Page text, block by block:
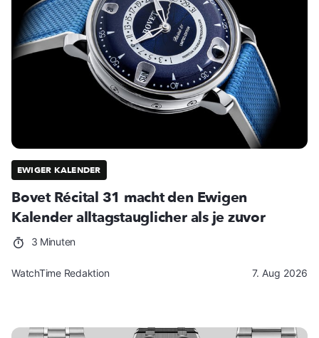
EWIGER KALENDER
Bovet Récital 31 macht den Ewigen
Kalender alltagstauglicher als je zuvor
3 Minuten
WatchTime Redaktion 7. Aug 2026